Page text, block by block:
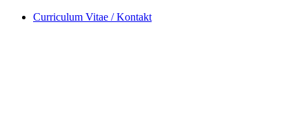
Curriculum Vitae / Kontakt